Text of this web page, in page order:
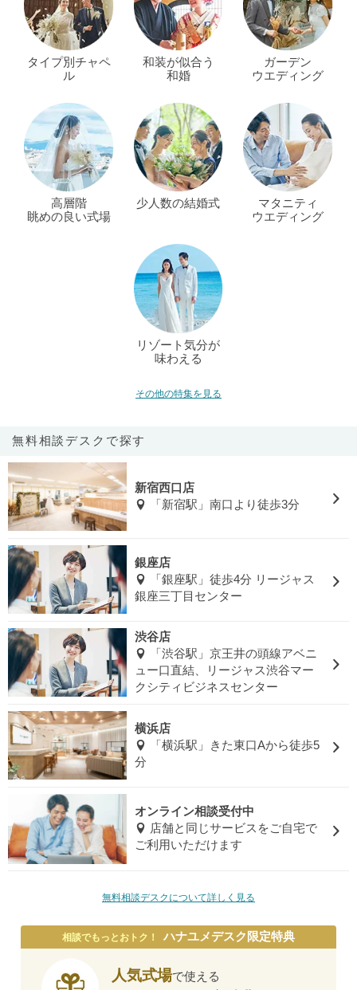
タイプ別チャペ
ル
和装が似合う
和婚
ガーデン
ウエディング
高層階
眺めの良い式場
少人数の結婚式
マタニティ
ウエディング
リゾート気分が
味わえる
その他の特集を見る
無料相談デスクで探す
新宿西口店
「新宿駅」南口より徒歩3分
銀座店
「銀座駅」徒歩4分 リージャス
銀座三丁目センター
渋谷店
「渋谷駅」京王井の頭線アベニ
ュー口直結、リージャス渋谷マー
クシティビジネスセンター
横浜店
「横浜駅」きた東口Aから徒歩5
分
オンライン相談受付中
店舗と同じサービスをご自宅で
ご利用いただけます
無料相談デスクについて詳しく見る
相談でもっとおトク！ ハナユメデスク限定特典
人気式場で使える